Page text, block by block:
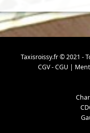
Taxisroissy.fr © 2021 -
CGV - CGU |